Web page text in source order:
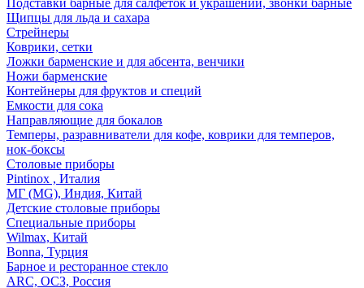
Подставки барные для салфеток и украшений, звонки барные
Щипцы для льда и сахара
Стрейнеры
Коврики, сетки
Ложки барменские и для абсента, венчики
Ножи барменские
Контейнеры для фруктов и специй
Емкости для сока
Направляющие для бокалов
Темперы, разравниватели для кофе, коврики для темперов,
нок-боксы
Столовые приборы
Pintinox , Италия
МГ (MG), Индия, Китай
Детские столовые приборы
Специальные приборы
Wilmax, Китай
Bonna, Турция
Барное и ресторанное стекло
ARC, ОСЗ, Россия